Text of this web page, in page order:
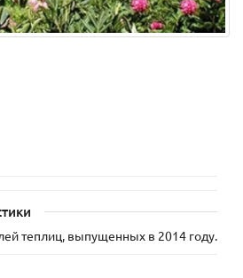
теплиц, выпущенных в 2014 году.